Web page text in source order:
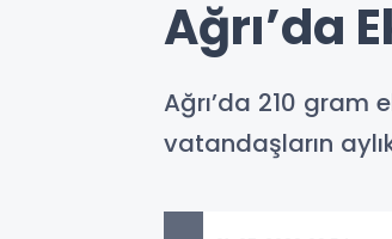
Ağrı’da
Ağrı’da 210 gram
vatandaşların